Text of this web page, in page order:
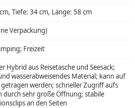
Tiefe: 34 cm, Länge: 58 cm
Verpackung)
Freizeit
Hybrid aus Reisetasche und Seesack;
wasserabweisendes Material; kann auf
werden; schneller Zugriff aufs
durch sehr große Öffnung; stabile
an den Seiten